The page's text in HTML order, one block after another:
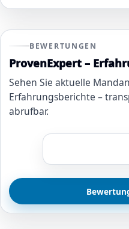
BEWERTUNGEN
ProvenExpert –
Sehen Sie aktuelle
Erfahrungsberichte –
abrufbar.